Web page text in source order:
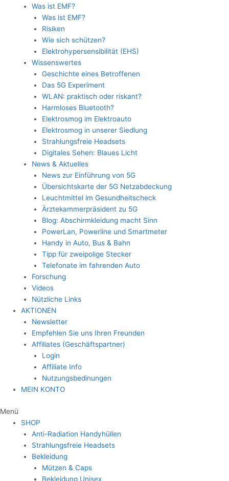
Was ist EMF?
Was ist EMF?
Risiken
Wie sich schützen?
Elektrohypersensibilität (EHS)
Wissenswertes
Geschichte eines Betroffenen
Das 5G Experiment
WLAN: praktisch oder riskant?
Harmloses Bluetooth?
Elektrosmog im Elektroauto
Elektrosmog in unserer Siedlung
Strahlungsfreie Headsets
Digitales Sehen: Blaues Licht
News & Aktuelles
News zur Einführung von 5G
Übersichtskarte der 5G Netzabdeckung
Leuchtmittel im Gesundheitscheck
Ärztekammerpräsident zu 5G
Blog: Abschirmkleidung macht Sinn
PowerLan, Powerline und Smartmeter
Handy in Auto, Bus & Bahn
Tipp für zweipolige Stecker
Telefonate im fahrenden Auto
Forschung
Videos
Nützliche Links
AKTIONEN
Newsletter
Empfehlen Sie uns Ihren Freunden
Affiliates (Geschäftspartner)
Login
Affiliate Info
Nutzungsbedinungen
MEIN KONTO
Menü
SHOP
Anti-Radiation Handyhüllen
Strahlungsfreie Headsets
Bekleidung
Mützen & Caps
Bekleidung Unisex